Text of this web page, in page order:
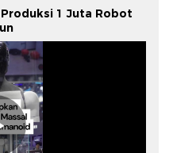
1 Juta Robot